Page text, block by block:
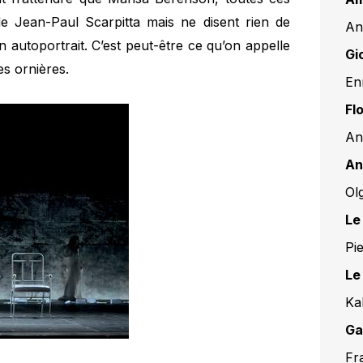
Jean-Paul Scarpitta mais ne disent rien de
C’est peut-être ce qu’on appelle
ornières.